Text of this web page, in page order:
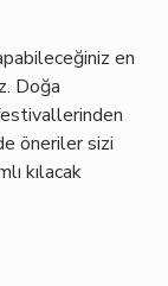
en
Doğa
öneriler sizi
kılacak